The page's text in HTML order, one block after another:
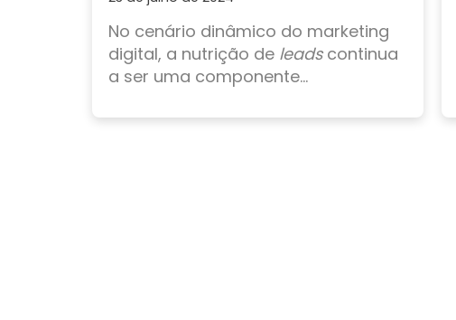
No cenário dinâmico do marketing
digital, a nutrição de leadscontinua
a ser uma componente...